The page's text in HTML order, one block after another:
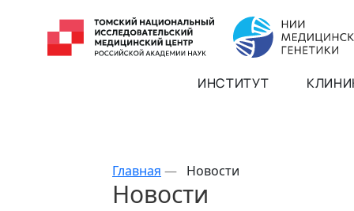
ИНСТИТУТ
Главная — Новости
Новости